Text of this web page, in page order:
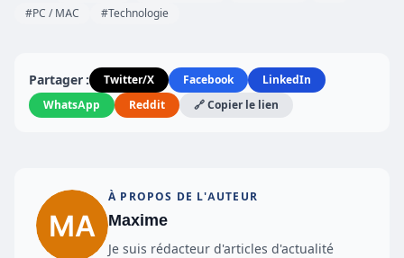
#PC / MAC
#Technologie
Partager : Twitter/X Facebook
LinkedIn
WhatsApp
Reddit 🔗 Copier le lien
À PROPOS DE L'AUTEUR
Maxime
Je suis rédacteur d'articles d'actualité